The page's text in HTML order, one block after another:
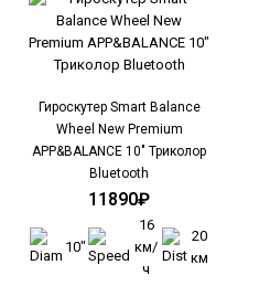
Wheel 10" Bluetooth
Гироскутер Smart Balance
Wheel New Premium
APP&BALANCE 10" Триколор
Bluetooth
11890₽
10"
16
км/
ч
20
км